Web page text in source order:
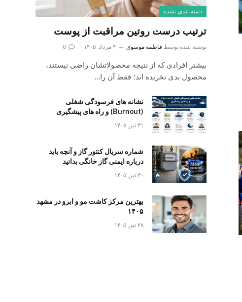
دسته بندی نشده
ترتیب درست روتین مراقبت از پوست
نوشته شده توسط فاطمه موسوی ۴ مرداد, ۱۴۰۵ 0
بیشتر افرادی که از نتیجه محصولاتشان راضی نیستند،
محصول بدی نخریده اند؛ فقط آن را…
نشانه های فرسودگی شغلی
(Burnout) و راه های پیشگیری
۳۱ تیر, ۱۴۰۵
شماره سریال کنتور گاز و آنچه باید
درباره ایمنی گاز خانگی بدانید
۳۰ تیر, ۱۴۰۵
بهترین مرکز کاشت مو و ابرو در مشهد
۱۴۰۵
۲۸ تیر, ۱۴۰۵